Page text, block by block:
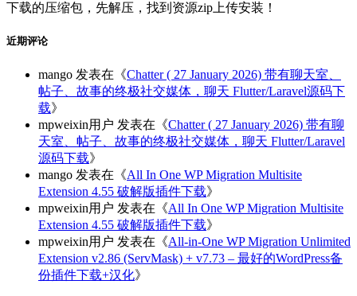
下载的压缩包，先解压，找到资源zip上传安装！
近期评论
mango 发表在《Chatter ( 27 January 2026) 带有聊天室、
帖子、故事的终极社交媒体，聊天 Flutter/Laravel源码下
载》
mpweixin用户 发表在《Chatter ( 27 January 2026) 带有聊
天室、帖子、故事的终极社交媒体，聊天 Flutter/Laravel
源码下载》
mango 发表在《All In One WP Migration Multisite
Extension 4.55 破解版插件下载》
mpweixin用户 发表在《All In One WP Migration Multisite
Extension 4.55 破解版插件下载》
mpweixin用户 发表在《All-in-One WP Migration Unlimited
Extension v2.86 (ServMask) + v7.73 – 最好的WordPress备
份插件下载+汉化》